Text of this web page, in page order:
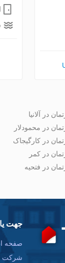
در آلانیا
در محمودلار
در کارگیجاک
در کمر
در فتحیه
جهت
صفحه
شرکت